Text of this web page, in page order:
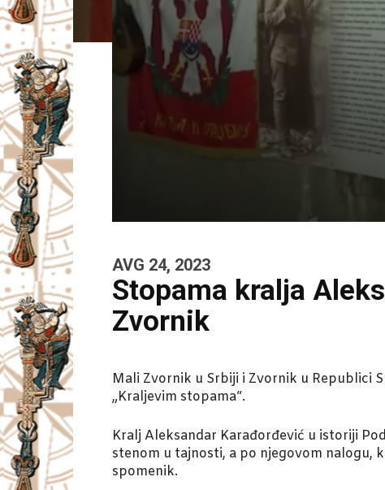
A
AVG 24, 2023
Stopama kralja
Zvornik
Mali Zvornik u Srbiji i Zvornik u Republici
„Kraljevim stopama“.
Kralj Aleksandar Karađorđević u istoriji
stenom u tajnosti, a po njegovom nalogu,
spomenik.